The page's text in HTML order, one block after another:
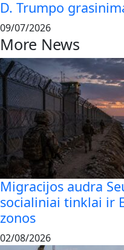
D. Trumpo
09/07/2026
More News
Migracijos audra
socialiniai tinklai ir
zonos
02/08/2026